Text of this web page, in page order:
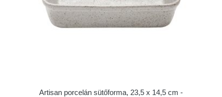
Artisan porcelán sütőforma, 23,5 x 14,5 cm -